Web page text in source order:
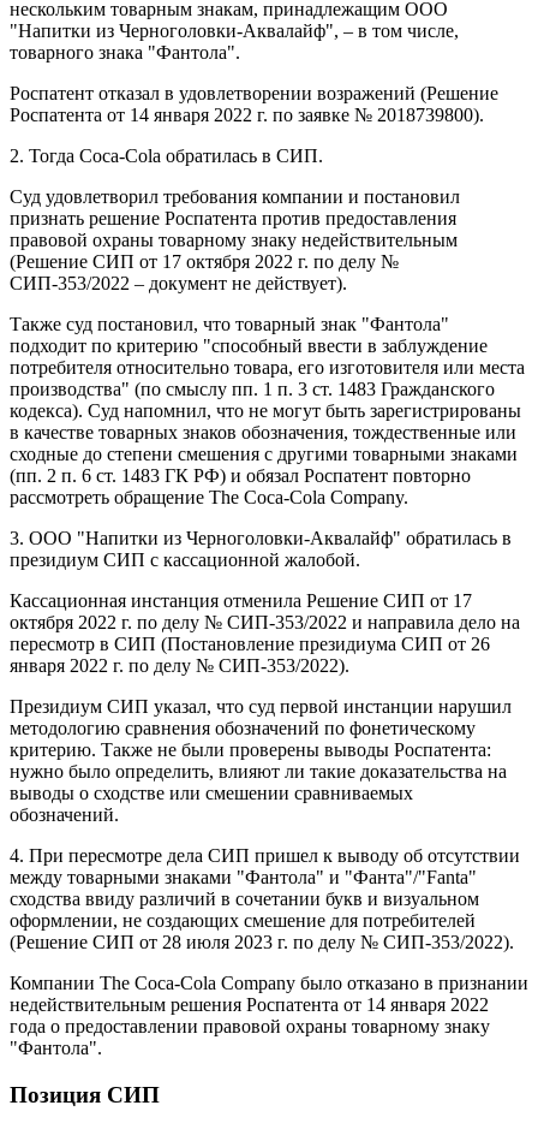
нескольким товарным знакам, принадлежащим ООО
"Напитки из Черноголовки-Аквалайф", – в том числе,
товарного знака "Фантола".
Роспатент отказал в удовлетворении возражений (Решение
Роспатента от 14 января 2022 г. по заявке № 2018739800).
2. Тогда Coca-Cola обратилась в СИП.
Суд удовлетворил требования компании и постановил
признать решение Роспатента против предоставления
правовой охраны товарному знаку недействительным
(Решение СИП от 17 октября 2022 г. по делу №
СИП-353/2022 – документ не действует).
Также суд постановил, что товарный знак "Фантола"
подходит по критерию "способный ввести в заблуждение
потребителя относительно товара, его изготовителя или места
производства" (по смыслу пп. 1 п. 3 ст. 1483 Гражданского
кодекса). Суд напомнил, что не могут быть зарегистрированы
в качестве товарных знаков обозначения, тождественные или
сходные до степени смешения с другими товарными знаками
(пп. 2 п. 6 ст. 1483 ГК РФ) и обязал Роспатент повторно
рассмотреть обращение The Coca-Cola Company.
3. ООО "Напитки из Черноголовки-Аквалайф" обратилась в
президиум СИП с кассационной жалобой.
Кассационная инстанция отменила Решение СИП от 17
октября 2022 г. по делу № СИП-353/2022 и направила дело на
пересмотр в СИП (Постановление президиума СИП от 26
января 2022 г. по делу № СИП-353/2022).
Президиум СИП указал, что суд первой инстанции нарушил
методологию сравнения обозначений по фонетическому
критерию. Также не были проверены выводы Роспатента:
нужно было определить, влияют ли такие доказательства на
выводы о сходстве или смешении сравниваемых
обозначений.
4. При пересмотре дела СИП пришел к выводу об отсутствии
между товарными знаками "Фантола" и "Фанта"/"Fanta"
сходства ввиду различий в сочетании букв и визуальном
оформлении, не создающих смешение для потребителей
(Решение СИП от 28 июля 2023 г. по делу № СИП-353/2022).
Компании The Coca-Cola Company было отказано в признании
недействительным решения Роспатента от 14 января 2022
года о предоставлении правовой охраны товарному знаку
"Фантола".
Позиция СИП